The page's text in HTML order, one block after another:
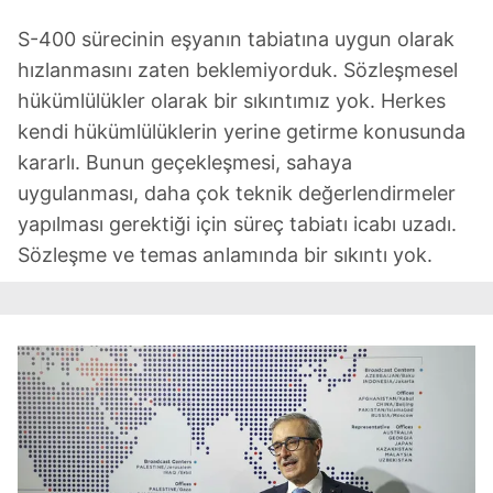
S-400 sürecinin eşyanın tabiatına uygun olarak
hızlanmasını zaten beklemiyorduk. Sözleşmesel
hükümlülükler olarak bir sıkıntımız yok. Herkes
kendi hükümlülüklerin yerine getirme konusunda
kararlı. Bunun geçekleşmesi, sahaya
uygulanması, daha çok teknik değerlendirmeler
yapılması gerektiği için süreç tabiatı icabı uzadı.
Sözleşme ve temas anlamında bir sıkıntı yok.